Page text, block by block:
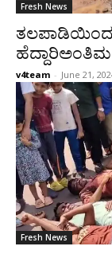
Fresh News
ತಲಪಾಡಿಯಿಂದ
ಹೆದ್ದಾರಿಅಂತಿಮ
v4team - June 21,
Fresh News